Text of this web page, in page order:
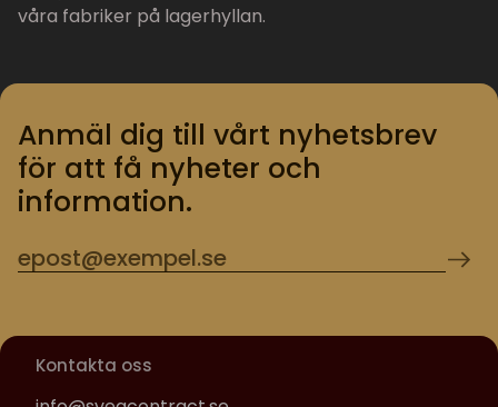
våra fabriker på lagerhyllan.
Anmäl dig till vårt nyhetsbrev
för att få nyheter och
information.
Kontakta oss